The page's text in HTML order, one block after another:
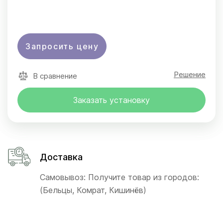
Запросить цену
В сравнение Решение
Заказать установку
Доставка
Самовывоз: Получите товар из городов:
(Бельцы, Комрат, Кишинёв)